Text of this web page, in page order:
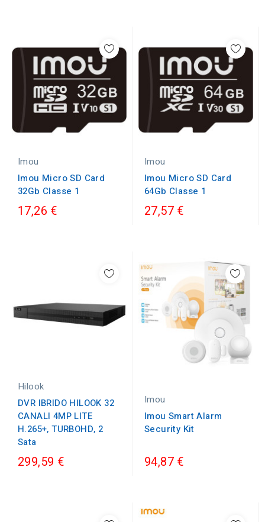
Imou
Imou Micro SD Card
32Gb Classe 1
17,26 €
Imou
Imou Micro SD Card
64Gb Classe 1
27,57 €
Hilook
DVR IBRIDO HILOOK 32
CANALI 4MP LITE
H.265+, TURBOHD, 2
Sata
299,59 €
Imou
Imou Smart Alarm
Security Kit
94,87 €